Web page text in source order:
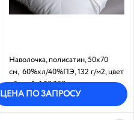
Наволочка, полисатин, 50х70
см, 60%хл/40%ПЭ, 132 г/м2, цвет
- белый: 1/10/120
ЦЕНА ПО ЗАПРОСУ